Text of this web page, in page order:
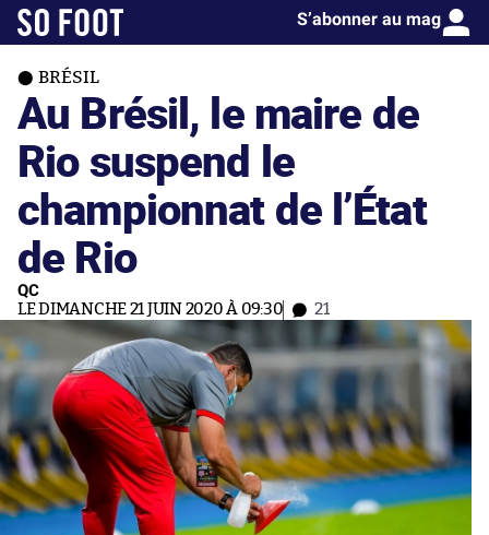
S’abonner au mag
BRÉSIL
Au Brésil, le maire de
Rio suspend le
championnat de l’État
de Rio
QC
LE DIMANCHE 21 JUIN 2020 À 09:30 21